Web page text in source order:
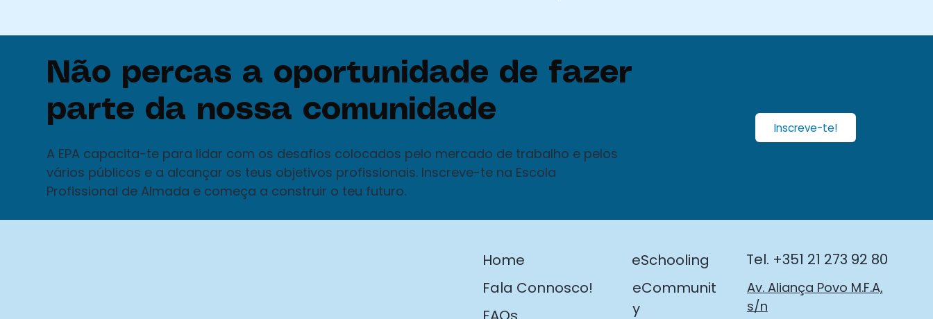
Não percas a oportunidade de fazer
parte da nossa comunidade
A EPA capacita-te para lidar com os desafios colocados pelo mercado de trabalho e pelos
vários públicos e a alcançar os teus objetivos profissionais. Inscreve-te na Escola
Profissional de Almada e começa a construir o teu futuro.
Inscreve-te!
Home
Fala Connosco!
eSchooling
eCommunit
y
Tel. +351 21 273 92 80
Av. Aliança Povo M.F.A,
s/n